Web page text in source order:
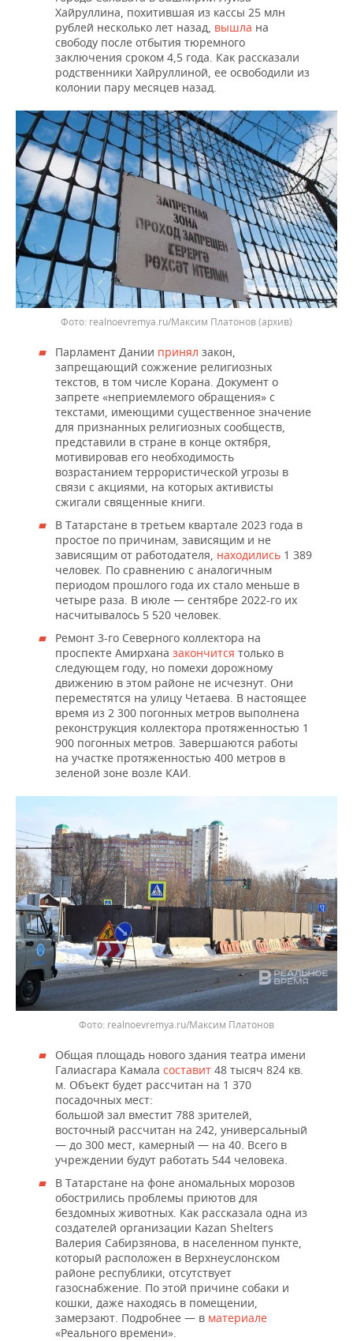
Хайруллина, похитившая из кассы 25 млн
рублей несколько лет назад, вышла на
свободу после отбытия тюремного
заключения сроком 4,5 года. Как рассказали
родственники Хайруллиной, ее освободили из
колонии пару месяцев назад.
realnoevremya.ru/Максим Платонов (архив)
Парламент Дании принял закон,
запрещающий сожжение религиозных
текстов, в том числе Корана. Документ о
запрете «неприемлемого обращения» с
текстами, имеющими существенное значение
для признанных религиозных сообществ,
представили в стране в конце октября,
мотивировав его необходимость
возрастанием террористической угрозы в
связи с акциями, на которых активисты
сжигали священные книги.
В Татарстане в третьем квартале 2023 года в
простое по причинам, зависящим и не
зависящим от работодателя, находились 1 389
человек. По сравнению с аналогичным
периодом прошлого года их стало меньше в
четыре раза. В июле — сентябре 2022-го их
насчитывалось 5 520 человек.
Ремонт 3-го Северного коллектора на
проспекте Амирхана закончится только в
следующем году, но помехи дорожному
движению в этом районе не исчезнут. Они
переместятся на улицу Четаева. В настоящее
время из 2 300 погонных метров выполнена
реконструкция коллектора протяженностью 1
900 погонных метров. Завершаются работы
на участке протяженностью 400 метров в
зеленой зоне возле КАИ.
realnoevremya.ru/Максим Платонов
Общая площадь нового здания театра имени
Галиасгара Камала составит 48 тысяч 824 кв.
м. Объект будет рассчитан на 1 370
посадочных мест:
большой зал вместит 788 зрителей,
восточный рассчитан на 242, универсальный
— до 300 мест, камерный — на 40. Всего в
учреждении будут работать 544 человека.
В Татарстане на фоне аномальных морозов
обострились проблемы приютов для
бездомных животных. Как рассказала одна из
создателей организации Kazan Shelters
Валерия Сабирзянова, в населенном пункте,
который расположен в Верхнеуслонском
районе республики, отсутствует
газоснабжение. По этой причине собаки и
кошки, даже находясь в помещении,
замерзают. Подробнее — в материале
«Реального времени».